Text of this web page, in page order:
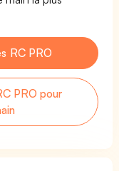
RC PRO
PRO pour